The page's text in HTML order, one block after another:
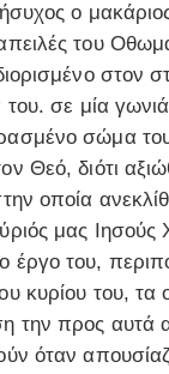
ο
του
στον
του. σε μία
σώμα
Θεό, διότι
οποία
μας Ιησούς
έργο του,
κυρίου του, τα
την προς αυτά
όταν